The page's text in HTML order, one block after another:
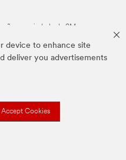
device to enhance site
deliver you advertisements
Accept Cookies
são propriedade da 3M.